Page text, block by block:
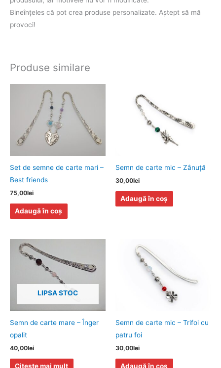
Bineînţeles că pot crea produse personalizate. Aştept să mă
provoci!
Produse similare
Set de semne de carte mari –
Best friends
75,00lei
Adaugă în coș
Semn de carte mic – Zânuță
30,00lei
Adaugă în coș
LIPSA STOC
Semn de carte mare – Înger
opalit
40,00lei
Citește mai mult
Semn de carte mic – Trifoi cu
patru foi
30,00lei
Adaugă în coș